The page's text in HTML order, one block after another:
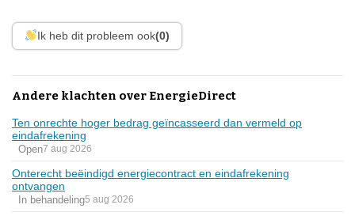
Ik heb dit probleem ook(0)
Andere klachten over EnergieDirect
Ten onrechte hoger bedrag geïncasseerd dan vermeld op
eindafrekening
Open7 aug 2026
Onterecht beëindigd energiecontract en eindafrekening
ontvangen
In behandeling5 aug 2026